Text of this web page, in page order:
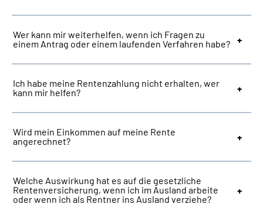
Mein Kundenportal
Wer kann mir weiterhelfen, wenn ich Fragen zu
einem Antrag oder einem laufenden Verfahren habe?
Ich habe meine Rentenzahlung nicht erhalten, wer
kann mir helfen?
Wird mein Einkommen auf meine Rente
angerechnet?
Welche Auswirkung hat es auf die gesetzliche
Rentenversicherung, wenn ich im Ausland arbeite
oder wenn ich als Rentner ins Ausland verziehe?